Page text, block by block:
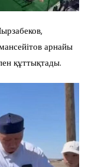
арнайы
құттықтады.